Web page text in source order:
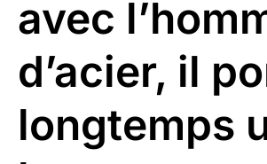
avec
d’acier, il
longtemps